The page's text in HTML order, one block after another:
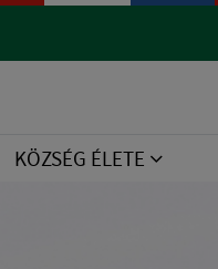
KÖZSÉG ÉLETE